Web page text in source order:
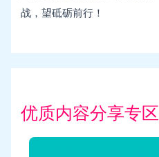
战，望砥砺前行！
优质内容分享专区